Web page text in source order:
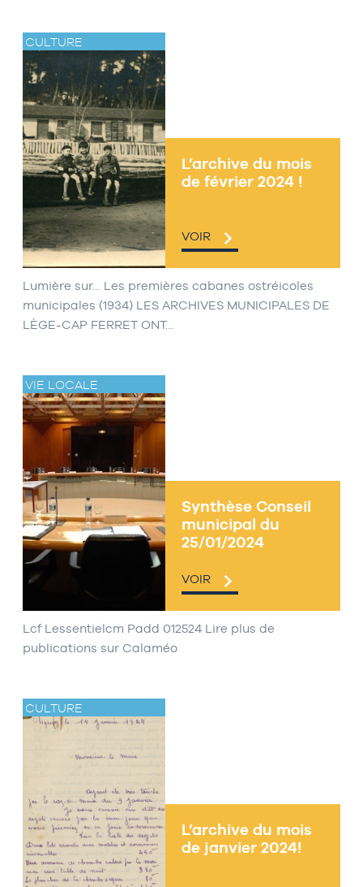
CULTURE
L’archive du mois
de février 2024 !
VOIR
Lumière sur… Les premières cabanes ostréicoles
municipales (1934) LES ARCHIVES MUNICIPALES DE
LÈGE-CAP FERRET ONT…
VIE LOCALE
Synthèse Conseil
municipal du
25/01/2024
VOIR
Lcf Lessentielcm Padd 012524 Lire plus de
publications sur Calaméo
CULTURE
L’archive du mois
de janvier 2024!